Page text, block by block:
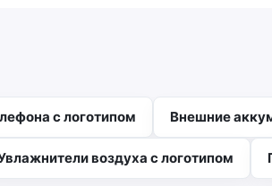
с логотипом Внешние
воздуха с логотипом